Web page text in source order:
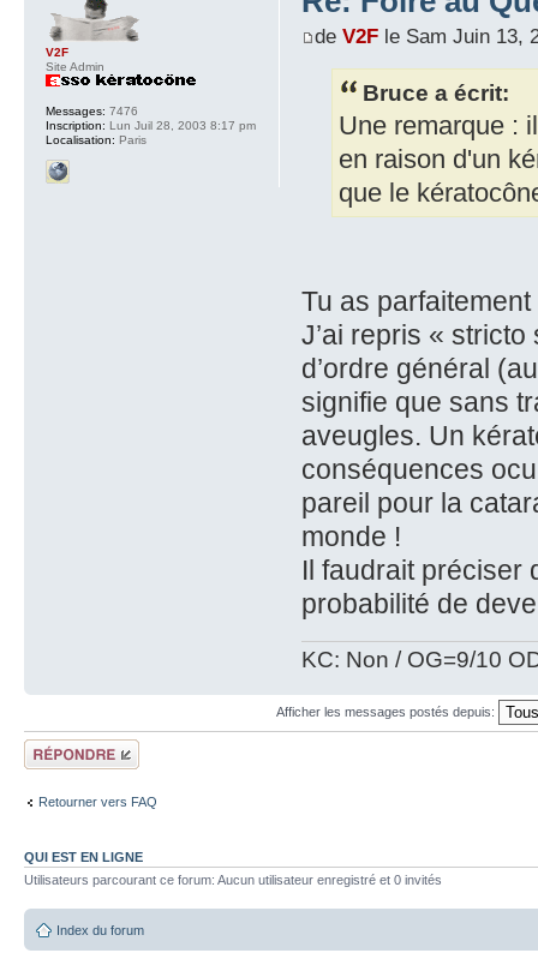
de V2Fle Sam Juin 13,
Bruce a écrit:
Une remarque :
en raison d'un
que le
Tu as
J’ai repris «
d’ordre général
signifie que sans
aveugles. Un
conséquences
pareil pour la
monde !
Il faudrait préciser
probabilité de
KC: Non / OG=9/10
V2F
Site Admin
Messages: 7476
Inscription: Lun Juil 28, 2003 8:17 pm
Localisation: Paris
Afficher les messages postés depuis:
Répondre
Retourner vers FAQ
QUI EST EN LIGNE
Utilisateurs parcourant ce forum: Aucun utilisateur enregistré et 0 invités
Index du forum